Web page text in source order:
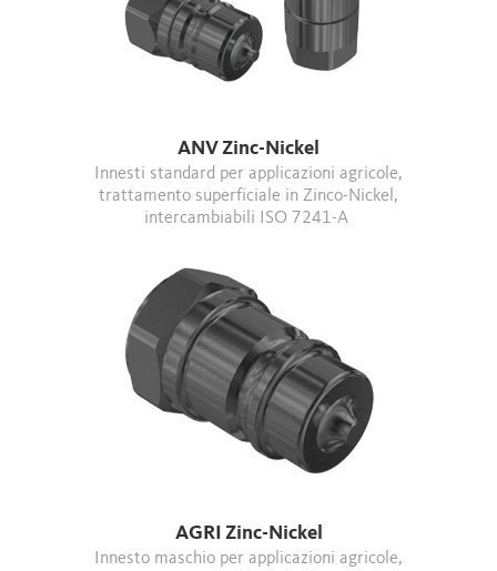
ANV Zinc-Nickel
trattamento superficiale in Zinco-Nickel,
intercambiabili ISO 7241-A
AGRI Zinc-Nickel